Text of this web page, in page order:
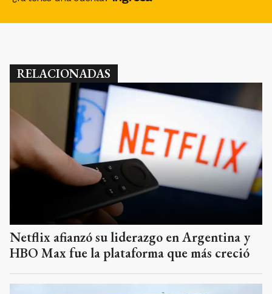
RELACIONADAS
Netflix afianzó su liderazgo en Argentina y
HBO Max fue la plataforma que más creció